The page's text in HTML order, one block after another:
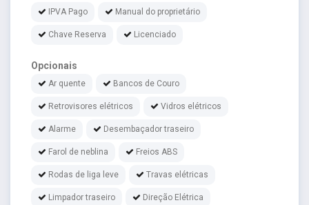
IPVA Pago Manual do proprietário
Chave Reserva Licenciado
Opcionais
Ar quente Bancos de Couro
Retrovisores elétricos Vidros elétricos
Alarme Desembaçador traseiro
Farol de neblina Freios ABS
Rodas de liga leve Travas elétricas
Limpador traseiro Direção Elétrica